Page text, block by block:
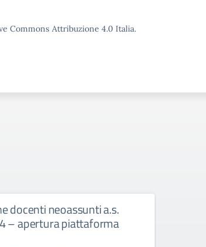
Commons Attribuzione 4.0 Italia.
docenti neoassunti a.s.
– apertura piattaforma